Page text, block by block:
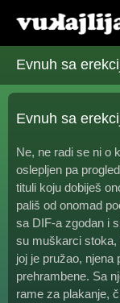
Evnuh sa
Evnuh sa
Ne, ne radi se ni o
oslepljen pa
tituli koju dobiješ
pališ od onomad
sa DIF-a zgodan i
su muškarci stoka,
joj je pružao, njena
prehrambene. Sa
rame za plakanje,